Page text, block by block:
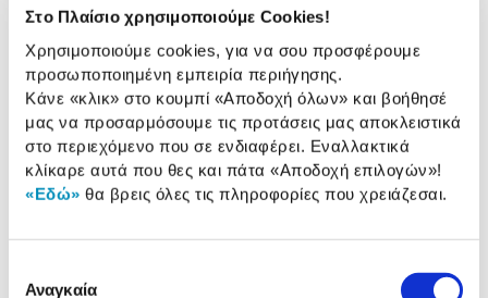
Στο Πλαίσιο χρησιμοποιούμε Cookies!
Χρησιμοποιούμε cookies, για να σου προσφέρουμε
προσωποποιημένη εμπειρία περιήγησης.
Κάνε «κλικ» στο κουμπί «Αποδοχή όλων» και βοήθησέ
μας να προσαρμόσουμε τις προτάσεις μας αποκλειστικά
στο περιεχόμενο που σε ενδιαφέρει. Εναλλακτικά
κλίκαρε αυτά που θες και πάτα «Αποδοχή επιλογών»!
«Εδώ» θα βρεις όλες τις πληροφορίες που χρειάζεσαι.
συγκατάθεσης
Αναγκαία
Αναλυτική
παρουσίαση
Αναλυτική παρουσίαση
Προδιαγραφές
προϊόντος
Χαρακτηριστικά
Αξιολογήσεις
Αξιολογήσεις
Δες τι κλίκαραν όσοι είδαν το ίδιο